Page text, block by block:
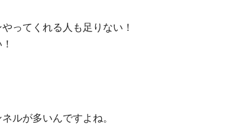
ってくれる人も足りない！
ルが多いんですよね。